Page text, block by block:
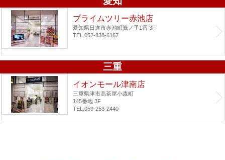
プライムツリー赤池店
愛知県日進市赤池町箕ノ手1番 3F
TEL.052-838-6167
三重
イオンモール津南店
三重県津市高茶屋小森町
145番地 3F
TEL.059-253-2440